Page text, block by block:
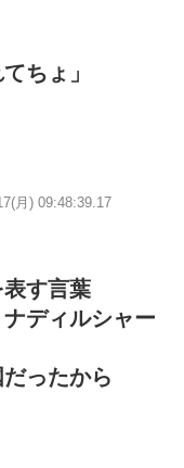
ちょ」
月) 09:48:39.17
す言葉
ディルシャー
ったから